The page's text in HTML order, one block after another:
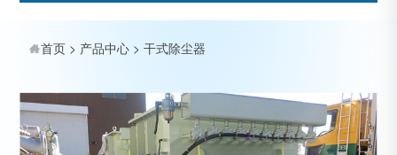
首页 > 产品中心 >干式除尘器